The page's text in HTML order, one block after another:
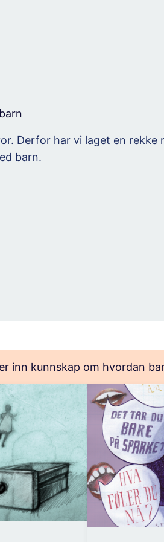
Derfor har vi laget en
barn.
inn kunnskap om hvordan